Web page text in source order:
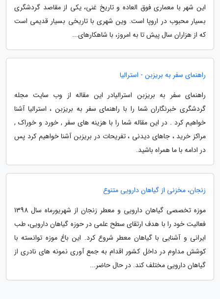
این شهر با معماری فوق العاده و تاریخ غنی، یکی از مقاصد گردشگری
بسیار محبوب در اروپا است. وین شهری با تاریخی بسیار قدیمی است
که از هزاران سال پیش تا به امروز، با شاهکارهای...
راهنمای سفر به بریزبن - استرالیا
راهنمای سفر به بریزبن استرالیادر این مقاله از وب سایت مجله
گردشگری خبرنگاران شما را با راهنمای سفر به بریزبن ، استرالیا آشنا
خواهیم کرد . در این مقاله شما را با هزینه های سفر , خورد و خوراک ,
مراکز خرید ، جاهای دیدنی ، تفریحات در بریزبن آشنا خواهیم کرد پس
در ادامه با ما همراه باشید.
زنجان، مخزنی از گیاهان دارویی متنوع
موزه تخصصی گیاهان دارویی و معطر زنجان از شهریورماه سال 1398
فعالیت خود را با هدف ارتقای سطح علمی در حوزه گیاهان دارویی، طب
ایرانی و آشنایی با گیاهان معطر شروع کرد. این باغ موزه توانسته با
کوشش مداوم در داخل کشور اقدام به جمع آوری نمونه های نادری از
گیاهان دارویی مختلف کند. در حال حاضر...